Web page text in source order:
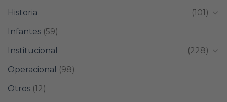
Historia
(101)
Infantes (59)
Institucional
(228)
Operacional
(98)
Otros (12)